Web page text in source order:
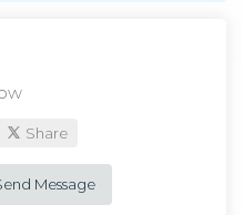
Share
Message